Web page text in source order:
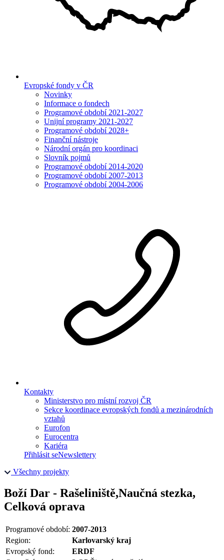
Evropské fondy v ČR
Novinky
Informace o fondech
Programové období 2021-2027
Unijní programy 2021-2027
Programové období 2028+
Finanční nástroje
Národní orgán pro koordinaci
Slovník pojmů
Programové období 2014-2020
Programové období 2007-2013
Programové období 2004-2006
Kontakty
Ministerstvo pro místní rozvoj ČR
Sekce koordinace evropských fondů a mezinárodních
vztahů
Eurofon
Eurocentra
Kariéra
Přihlásit seNewslettery
Všechny projekty
Boží Dar - Rašeliniště,Naučná stezka,
Celková oprava
Programové období: 2007-2013
Region:
Karlovarský kraj
Evropský fond:
ERDF